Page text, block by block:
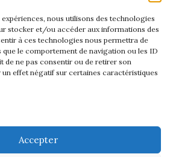
nous utilisons des technologies
stocker et/ou accéder aux informations des
à ces technologies nous permettra de
que le comportement de navigation ou les ID
de ne pas consentir ou de retirer son
effet négatif sur certaines caractéristiques
Accepter
et Retours
légales & confidentialité